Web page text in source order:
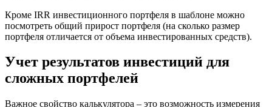
Кроме IRR инвестиционного портфеля в шаблоне можно
посмотреть общий прирост портфеля (на сколько размер
портфеля отличается от объема инвестированных средств).
Учет результатов инвестиций для
сложных портфелей
Важное свойство калькулятора – это возможность измерения